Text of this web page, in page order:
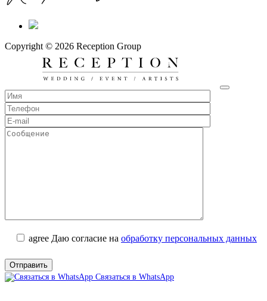
Copyright © 2026 Reception Group
agree Даю согласие на обработку персональных данных
Связаться в WhatsApp